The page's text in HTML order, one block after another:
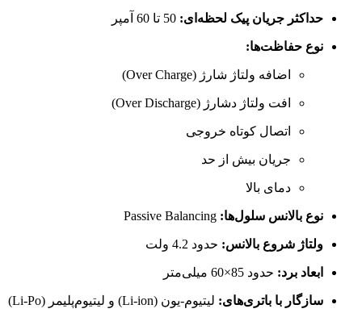
حداکثر جریان پیک لحظه‌ای:
نوع حفاظت‌ها:
اضافه ولتاژ شارژ (Over Charge)
افت ولتاژ دشارژ (Over Discharge)
اتصال کوتاه خروجی
جریان بیش از حد
دمای بالا
نوع بالانس سلول‌ها:
ولتاژ شروع بالانس: حدود 4.2 ولت
ابعاد برد: حدود 85×60 میلی‌متر
سازگار با باتری‌های: لیتیوم-یون (Li-ion) و لیتیوم‌پلیمر (Li-Po)